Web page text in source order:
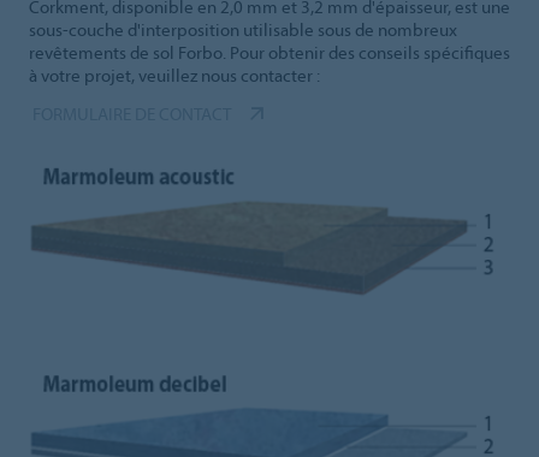
Corkment, disponible en 2,0 mm et 3,2 mm d'épaisseur, est une
sous-couche d'interposition utilisable sous de nombreux
revêtements de sol Forbo. Pour obtenir des conseils spécifiques
à votre projet, veuillez nous contacter :